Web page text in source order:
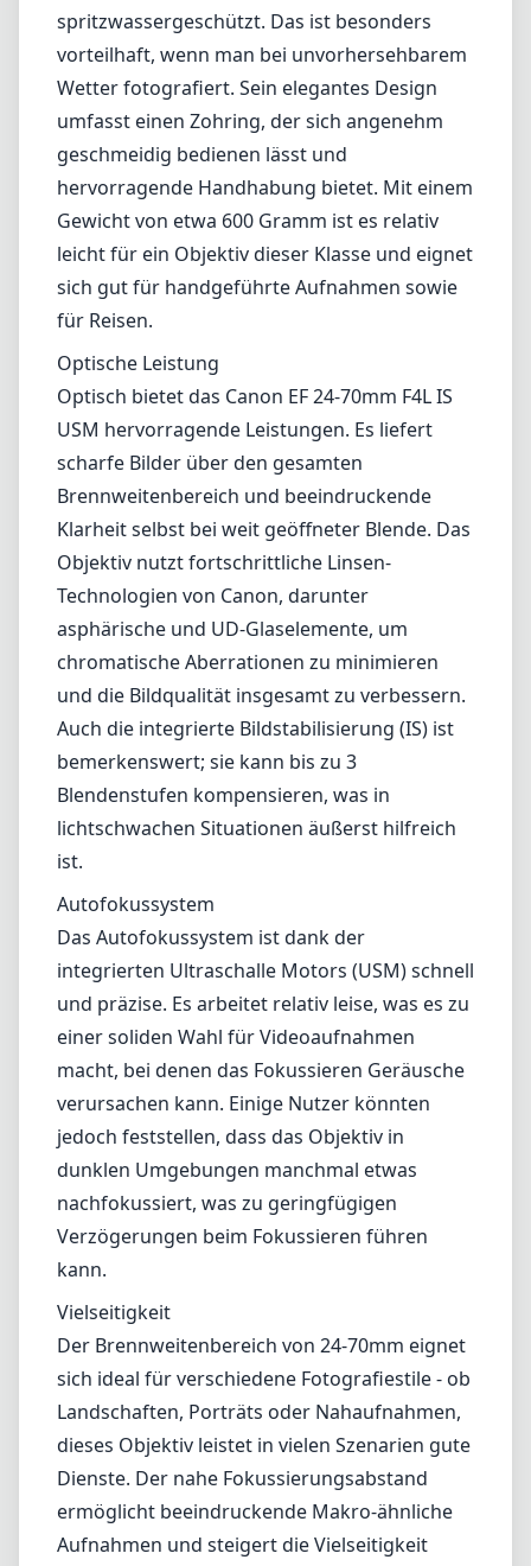
Objektiv entwickelt, um den Anforderungen
der professionellen Fotografie gerecht zu
werden, während es den Vorteil einer
konstanten Blende von f/4 über den
gesamten Zoombereich bietet.
Verarbeitungsqualität und Design
Das Objektiv zeichnet sich durch eine robuste
Bauweise aus, die typisch für die L-Serie ist,
und ist somit staub- und
spritzwassergeschützt. Das ist besonders
vorteilhaft, wenn man bei unvorhersehbarem
Wetter fotografiert. Sein elegantes Design
umfasst einen Zohring, der sich angenehm
geschmeidig bedienen lässt und
hervorragende Handhabung bietet. Mit einem
Gewicht von etwa 600 Gramm ist es relativ
leicht für ein Objektiv dieser Klasse und eignet
sich gut für handgeführte Aufnahmen sowie
für Reisen.
Optische Leistung
Optisch bietet das Canon EF 24-70mm F4L IS
USM hervorragende Leistungen. Es liefert
scharfe Bilder über den gesamten
Brennweitenbereich und beeindruckende
Klarheit selbst bei weit geöffneter Blende. Das
Objektiv nutzt fortschrittliche Linsen-
Technologien von Canon, darunter
asphärische und UD-Glaselemente, um
chromatische Aberrationen zu minimieren
und die Bildqualität insgesamt zu verbessern.
Auch die integrierte Bildstabilisierung (IS) ist
bemerkenswert; sie kann bis zu 3
Blendenstufen kompensieren, was in
lichtschwachen Situationen äußerst hilfreich
ist.
Autofokussystem
Das Autofokussystem ist dank der
integrierten Ultraschalle Motors (USM) schnell
und präzise. Es arbeitet relativ leise, was es zu
einer soliden Wahl für Videoaufnahmen
macht, bei denen das Fokussieren Geräusche
verursachen kann. Einige Nutzer könnten
jedoch feststellen, dass das Objektiv in
dunklen Umgebungen manchmal etwas
nachfokussiert, was zu geringfügigen
Verzögerungen beim Fokussieren führen